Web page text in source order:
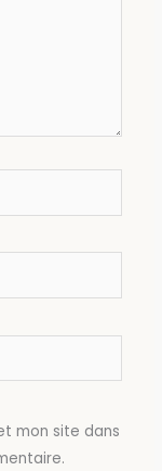
mon site dans